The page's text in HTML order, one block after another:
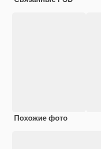
Похожие фото